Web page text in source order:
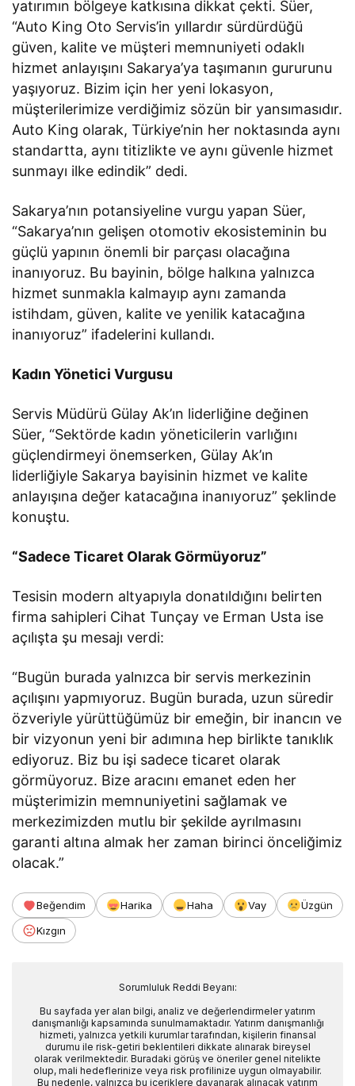
yatırımın bölgeye katkısına dikkat çekti. Süer,
“Auto King Oto Servis’in yıllardır sürdürdüğü
güven, kalite ve müşteri memnuniyeti odaklı
hizmet anlayışını Sakarya’ya taşımanın gururunu
yaşıyoruz. Bizim için her yeni lokasyon,
müşterilerimize verdiğimiz sözün bir yansımasıdır.
Auto King olarak, Türkiye’nin her noktasında aynı
standartta, aynı titizlikte ve aynı güvenle hizmet
sunmayı ilke edindik” dedi.
Sakarya’nın potansiyeline vurgu yapan Süer,
“Sakarya’nın gelişen otomotiv ekosisteminin bu
güçlü yapının önemli bir parçası olacağına
inanıyoruz. Bu bayinin, bölge halkına yalnızca
hizmet sunmakla kalmayıp aynı zamanda
istihdam, güven, kalite ve yenilik katacağına
inanıyoruz” ifadelerini kullandı.
Kadın Yönetici Vurgusu
Servis Müdürü Gülay Ak’ın liderliğine değinen
Süer, “Sektörde kadın yöneticilerin varlığını
güçlendirmeyi önemserken, Gülay Ak’ın
liderliğiyle Sakarya bayisinin hizmet ve kalite
anlayışına değer katacağına inanıyoruz” şeklinde
konuştu.
“Sadece Ticaret Olarak Görmüyoruz”
Tesisin modern altyapıyla donatıldığını belirten
firma sahipleri Cihat Tunçay ve Erman Usta ise
açılışta şu mesajı verdi:
“Bugün burada yalnızca bir servis merkezinin
açılışını yapmıyoruz. Bugün burada, uzun süredir
özveriyle yürüttüğümüz bir emeğin, bir inancın ve
bir vizyonun yeni bir adımına hep birlikte tanıklık
ediyoruz. Biz bu işi sadece ticaret olarak
görmüyoruz. Bize aracını emanet eden her
müşterimizin memnuniyetini sağlamak ve
merkezimizden mutlu bir şekilde ayrılmasını
garanti altına almak her zaman birinci önceliğimiz
olacak.”
Beğendim Harika Haha Vay
Üzgün
Kızgın
Sorumluluk Reddi Beyanı:
Bu sayfada yer alan bilgi, analiz ve değerlendirmeler yatırım
danışmanlığı kapsamında sunulmamaktadır. Yatırım danışmanlığı
hizmeti, yalnızca yetkili kurumlar tarafından, kişilerin finansal
durumu ile risk-getiri beklentileri dikkate alınarak bireysel
olarak verilmektedir. Buradaki görüş ve öneriler genel nitelikte
olup, mali hedeflerinize veya risk profilinize uygun olmayabilir.
Bu nedenle, yalnızca bu içeriklere dayanarak alınacak yatırım